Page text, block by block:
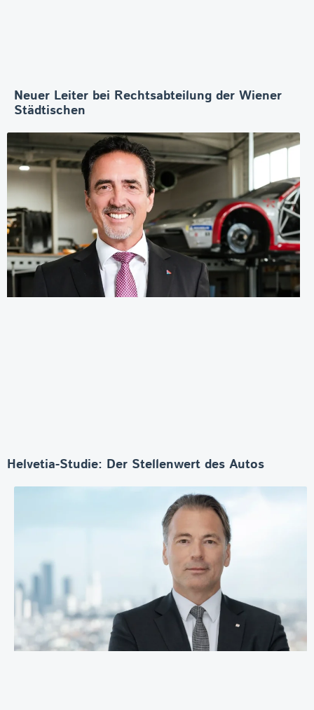
Neuer Leiter bei Rechtsabteilung der Wiener
Städtischen
Helvetia-Studie: Der Stellenwert des Autos